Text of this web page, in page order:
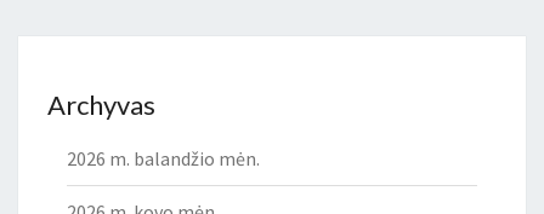
Archyvas
2026 m. balandžio mėn.